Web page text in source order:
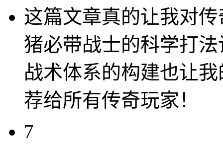
这篇文章真的让我对
猪必带战士的科学打
战术体系的构建也让
荐给所有传奇玩家！
7